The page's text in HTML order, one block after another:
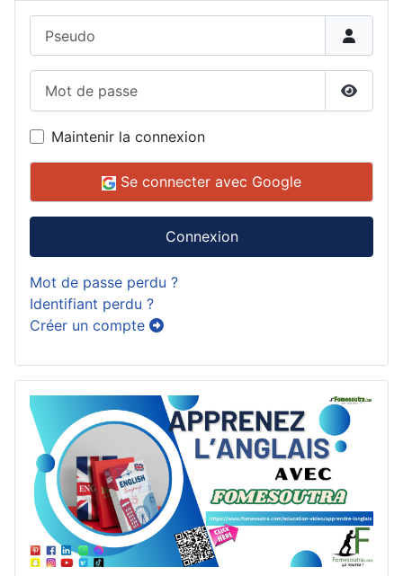
Maintenir la connexion
Se connecter avec Google
Connexion
Mot de passe perdu ?
Identifiant perdu ?
Créer un compte